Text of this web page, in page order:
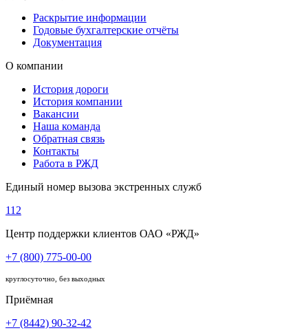
Раскрытие информации
Годовые бухгалтерские отчёты
Документация
О компании
История дороги
История компании
Вакансии
Наша команда
Обратная связь
Контакты
Работа в РЖД
Единый номер вызова экстренных служб
112
Центр поддержки клиентов ОАО «РЖД»
+7 (800) 775-00-00
круглосуточно, без выходных
Приёмная
+7 (8442) 90-32-42